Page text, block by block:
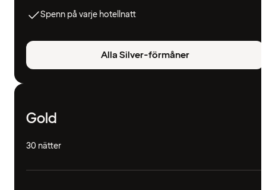
Spenn på varje hotellnatt
Alla Silver-förmåner
Gold
30 nätter